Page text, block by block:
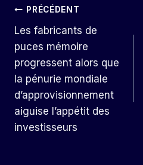
Navigation
De
L’article
PRÉCÉDENT
Les fabricants de
puces mémoire
progressent alors que
la pénurie mondiale
d’approvisionnement
aiguise l’appétit des
investisseurs